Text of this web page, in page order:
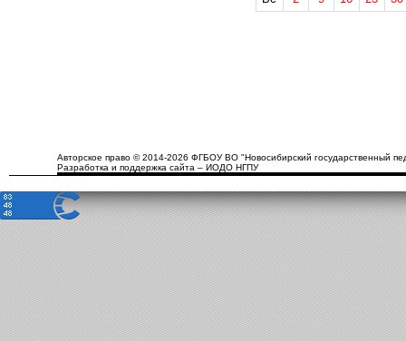
Авторское право © 2014-2026 ФГБОУ ВО "Новосибирский государственный
Разработка и поддержка сайта – ИОДО НГПУ